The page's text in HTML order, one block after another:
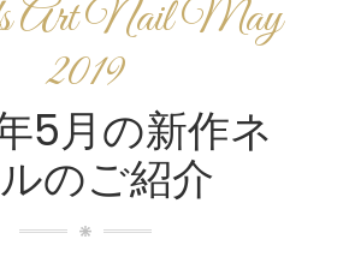
Art Nail May
2019
5月の新作ネ
のご紹介